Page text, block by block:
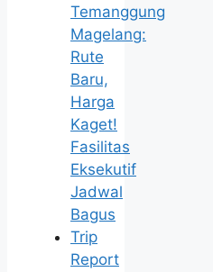
Temanggung
Magelang:
Rute
Baru,
Harga
Kaget!
Fasilitas
Eksekutif
Jadwal
Bagus
Trip
Report